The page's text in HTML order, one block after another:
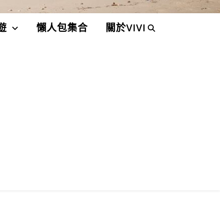
懶人包集合 關於VIVI